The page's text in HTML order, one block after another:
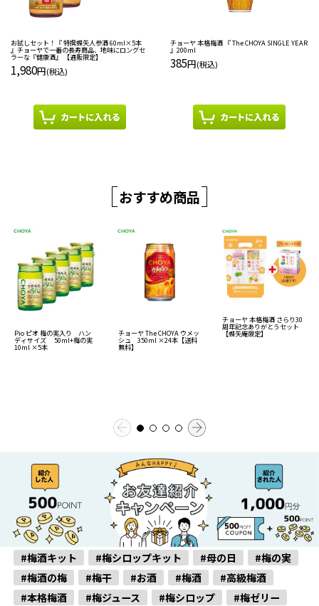
お試しセット！『 特撰蝶矢人参酒 60ml×5本
』チョーヤで一番の長寿商品、地味にロングセ
ラーな『健康酒』 【通販限定】
1,980円(税込)
チョーヤ 本格梅酒 『 The CHOYA SINGLE YEAR
』200ml
385円(税込)
おすすめ商品
Pio ピオ 梅の実入り ハン
ディサイズ 50ml+梅の実
10ml ×5本
チョーヤ The CHOYA ウメッ
シュ 350ml ×24本【送料
無料】
チョーヤ 本格梅酒 さらり30
周年記念ありがとうセット
【蝶矢庵限定】
#梅酒キット #梅シロップキット #母の日
#梅の実
#梅酒の梅
#梅干 #お酒 #梅酒
#高級梅酒
#本格梅酒
#梅ジュース #梅シロップ
#梅ゼリー